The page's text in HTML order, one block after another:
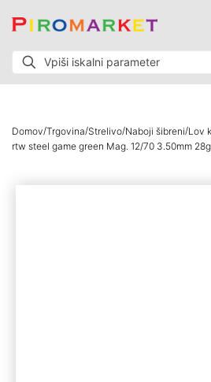
Domov/Trgovina/Strelivo/Naboji šibreni/Lov
rtw steel game green Mag. 12/70 3.50mm